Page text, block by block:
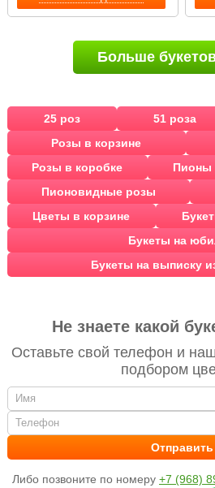
Больше
25 роз 51 роза
Розы в корзине
Розы в коробке
Пионы
Пионовидные розы
Цветы в корзине
Букеты на
Букеты на выписку
Не знаете какой
Оставьте свой телефон и
подбором
Либо позвоните по номеру +7 (968)